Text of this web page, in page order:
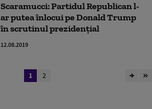
Scaramucci: Partidul Republican l-
ar putea înlocui pe Donald Trump
în scrutinul prezidenţial
12.08.2019
1 2